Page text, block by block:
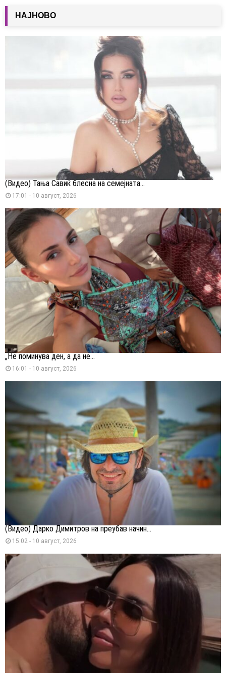
НАЈНОВО
(Видео) Тања Савиќ блесна на семејната...
17:01 - 10 август, 2026
„Не поминува ден, а да не...
16:01 - 10 август, 2026
(Видео) Дарко Димитров на преубав начин...
15:02 - 10 август, 2026